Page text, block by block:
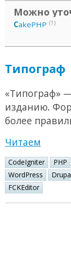
Можно
CakePHP (1)
Типограф
«Типограф»
изданию.
более
Читаем
CodeIgniter PHP
WordPress
FCKEditor